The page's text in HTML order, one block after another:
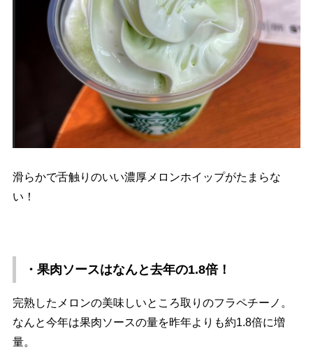
滑らかで舌触りのいい濃厚メロンホイップがたまらな
い！
・果肉ソースはなんと去年の1.8倍！
完熟したメロンの美味しいところ取りのフラペチーノ。
なんと今年は果肉ソースの量を昨年よりも約1.8倍に増
量。